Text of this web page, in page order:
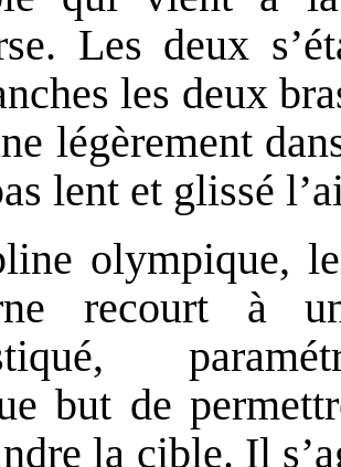
Les deux
les deux
légèrement
lent et glissé
olympique,
recourt à
but de
la cible. Il